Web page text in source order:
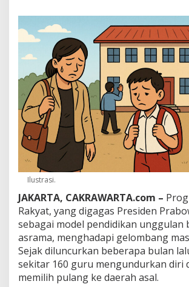
d
a
n
S
i
s
w
a
T
i
n
g
a
l
a
n
S
e
k
o
a
h
Ilustrasi.
JAKARTA, CAKRAWARTA.com –
Rakyat, yang digagas Presiden
sebagai model pendidikan unggulan
asrama, menghadapi gelombang
Sejak diluncurkan beberapa bulan
sekitar 160 guru mengundurkan diri
memilih pulang ke daerah asal.